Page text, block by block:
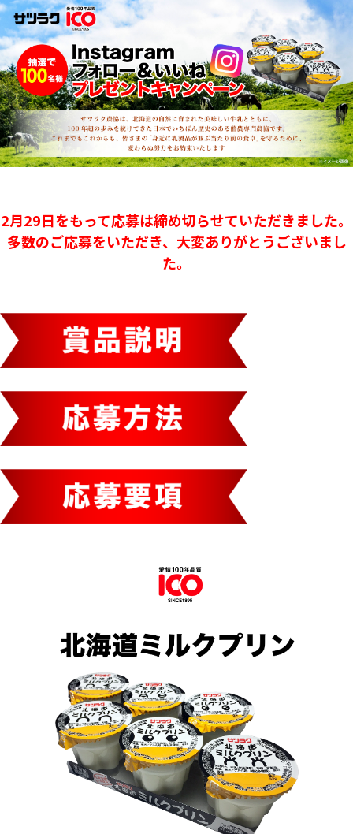
2月29日をもって応募は締め切らせていただきました。
多数のご応募をいただき、大変ありがとうございまし
た。